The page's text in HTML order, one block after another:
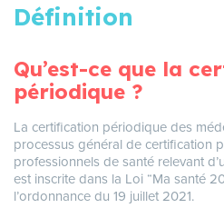
Définition
Qu’est-ce que la
périodique ?
La certification périodique des
processus général de certification
professionnels de santé relevant
est inscrite dans la Loi “Ma santé
l’ordonnance du 19 juillet 2021.